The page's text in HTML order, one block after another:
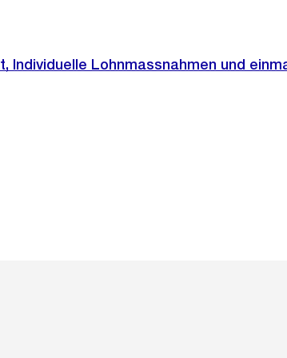
Individuelle Lohnmassnahmen und